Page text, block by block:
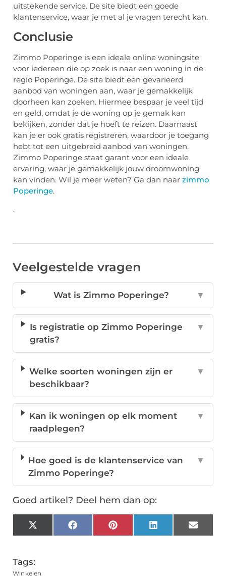
uitstekende service. De site biedt een goede
klantenservice, waar je met al je vragen terecht kan.
Conclusie
Zimmo Poperinge is een ideale online woningsite
voor iedereen die op zoek is naar een woning in de
regio Poperinge. De site biedt een gevarieerd
aanbod van woningen aan, waar je gemakkelijk
doorheen kan zoeken. Hiermee bespaar je veel tijd
en geld, omdat je de woning op je gemak kan
bekijken, zonder dat je hoeft te reizen. Daarnaast
kan je er ook gratis registreren, waardoor je toegang
hebt tot een uitgebreid aanbod van woningen.
Zimmo Poperinge staat garant voor een ideale
ervaring, waar je gemakkelijk jouw droomwoning
kan vinden. Wil je meer weten? Ga dan naar zimmo
Poperinge.
.
Veelgestelde vragen
Wat is Zimmo Poperinge? ▼
Is registratie op Zimmo Poperinge
gratis?
▼
Welke soorten woningen zijn er
beschikbaar?
▼
Kan ik woningen op elk moment
raadplegen?
▼
Hoe goed is de klantenservice van
Zimmo Poperinge?
▼
Goed artikel? Deel hem dan op:
X
(Twitter)
FacebookPinterestLinkedInEmail
Tags:
Winkelen